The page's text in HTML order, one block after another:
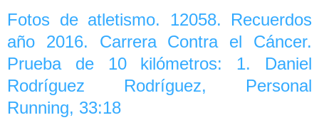
Fotos de atletismo. 12058. Recuerdos
año 2016. Carrera Contra el Cáncer.
Prueba de 10 kilómetros: 1. Daniel
Rodríguez Rodríguez, Personal
Running, 33:18